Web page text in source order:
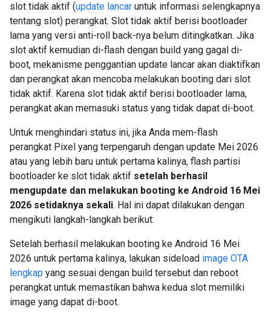
slot tidak aktif (update lancar untuk informasi selengkapnya
tentang slot) perangkat. Slot tidak aktif berisi bootloader
lama yang versi anti-roll back-nya belum ditingkatkan. Jika
slot aktif kemudian di-flash dengan build yang gagal di-
boot, mekanisme penggantian update lancar akan diaktifkan
dan perangkat akan mencoba melakukan booting dari slot
tidak aktif. Karena slot tidak aktif berisi bootloader lama,
perangkat akan memasuki status yang tidak dapat di-boot.
Untuk menghindari status ini, jika Anda mem-flash
perangkat Pixel yang terpengaruh dengan update Mei 2026
atau yang lebih baru untuk pertama kalinya, flash partisi
bootloader ke slot tidak aktif setelah berhasil
mengupdate dan melakukan booting ke Android 16 Mei
2026 setidaknya sekali. Hal ini dapat dilakukan dengan
mengikuti langkah-langkah berikut:
Setelah berhasil melakukan booting ke Android 16 Mei
2026 untuk pertama kalinya, lakukan sideload image OTA
lengkap yang sesuai dengan build tersebut dan reboot
perangkat untuk memastikan bahwa kedua slot memiliki
image yang dapat di-boot.